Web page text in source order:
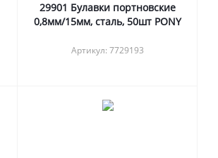
29901 Булавки портновские
0,8мм/15мм, сталь, 50шт PONY
Артикул: 7729193